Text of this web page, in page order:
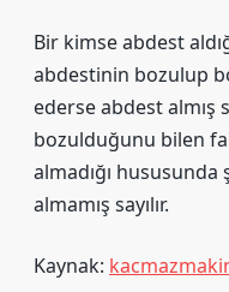
Bir kimse abdest
abdestinin bozulup
ederse abdest almış
bozulduğunu bilen
almadığı
almamış sayılır.
Kaynak: